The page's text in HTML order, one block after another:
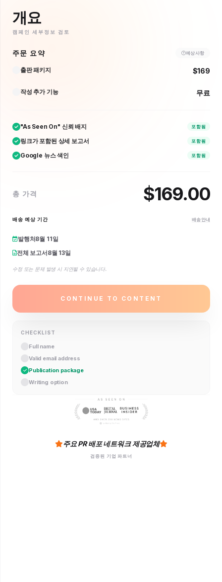
개요
캠페인 세부정보 검토
주문 요약 예상 사항
출판 패키지 $169
작성 추가 기능 무료
"As Seen On" 신뢰 배지 포함됨
링크가 포함된 상세 보고서 포함됨
Google 뉴스 색인 포함됨
총 가격 $169.00
배송 예상 기간 배송 안내
발행처8월 11일
전체 보고서8월 13일
수정 또는 문제 발생 시 지연될 수 있습니다.
CONTINUE TO CONTENT
CHECKLIST
Full name
Valid email address
Publication package
Writing option
주요 PR 배포 네트워크 제공업체
검증된 기업 파트너